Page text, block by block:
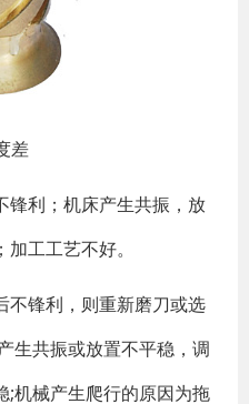
差
锋利；机床产生共振，放
工工艺不好。
不锋利，则重新磨刀或选
生共振或放置不平稳，调
;机械产生爬行的原因为拖